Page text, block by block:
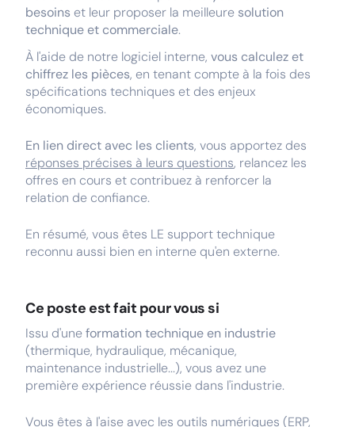
besoins et leur proposer la meilleure solution
technique et commerciale.
À l'aide de notre logiciel interne, vous calculez et
chiffrez les pièces, en tenant compte à la fois des
spécifications techniques et des enjeux
économiques.
En lien direct avec les clients, vous apportez des
réponses précises à leurs questions, relancez les
offres en cours et contribuez à renforcer la
relation de confiance.
En résumé, vous êtes LE support technique
reconnu aussi bien en interne qu'en externe.
Ce poste est fait pour vous si
Issu d'uneformation technique en industrie
(thermique, hydraulique, mécanique,
maintenance industrielle...), vous avez une
première expérience réussie dans l'industrie.
Vous êtes à l'aise avec les outils numériques (ERP,